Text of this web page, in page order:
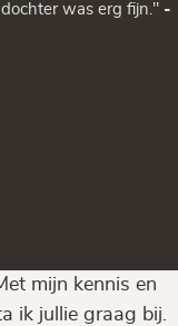
was erg fijn." -
mijn kennis en
ik jullie graag bij.